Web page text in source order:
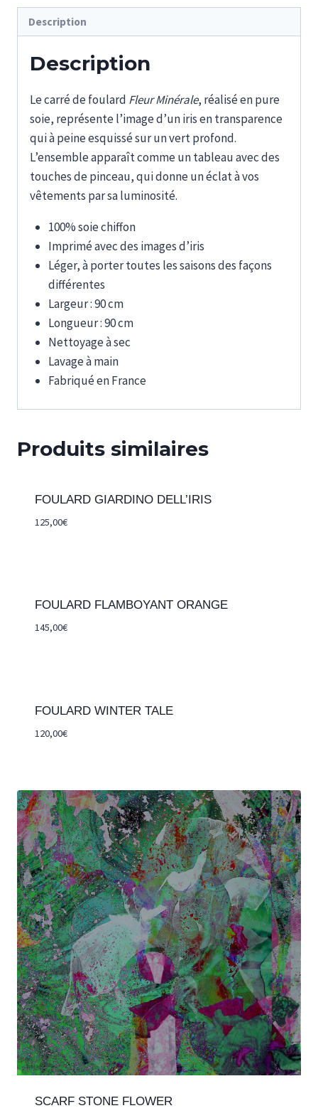
Description
Description
Le carré de foulard Fleur Minérale, réalisé en pure
soie, représente l’image d’un iris en transparence
qui à peine esquissé sur un vert profond.
L’ensemble apparaît comme un tableau avec des
touches de pinceau, qui donne un éclat à vos
vêtements par sa luminosité.
100% soie chiffon
Imprimé avec des images d’iris
Léger, à porter toutes les saisons des façons
différentes
Largeur : 90 cm
Longueur : 90 cm
Nettoyage à sec
Lavage à main
Fabriqué en France
Produits similaires
FOULARD GIARDINO DELL’IRIS
125,00€
FOULARD FLAMBOYANT ORANGE
145,00€
FOULARD WINTER TALE
120,00€
SCARF STONE FLOWER